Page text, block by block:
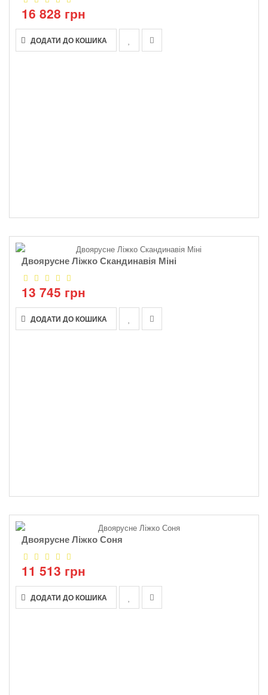
16 828 грн
ДОДАТИ ДО КОШИКА
Двоярусне Ліжко Скандинавія Міні
13 745 грн
ДОДАТИ ДО КОШИКА
Двоярусне Ліжко Соня
11 513 грн
ДОДАТИ ДО КОШИКА